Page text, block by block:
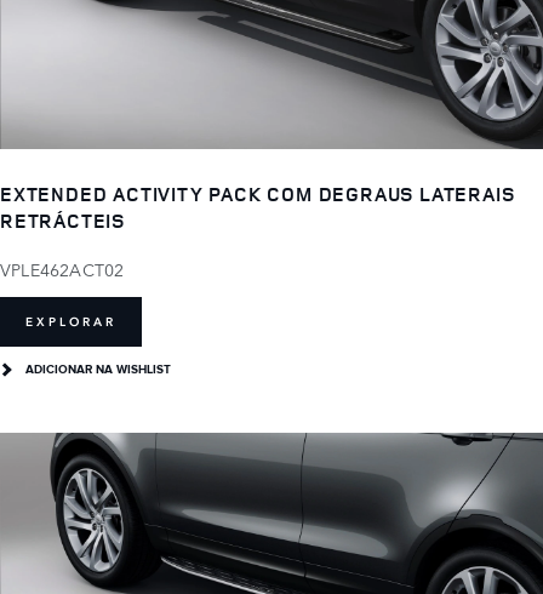
EXTENDED ACTIVITY PACK COM DEGRAUS LATERAIS
RETRÁCTEIS
VPLE462ACT02
EXPLORAR
ADICIONAR NA WISHLIST